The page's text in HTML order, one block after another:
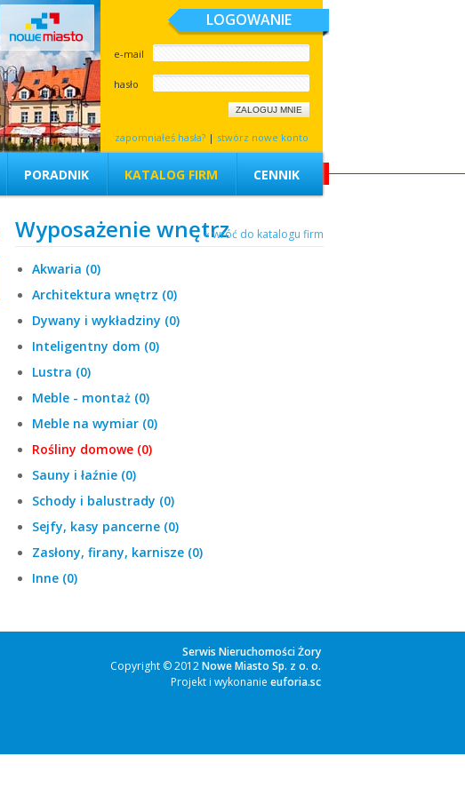
LOGOWANIE
e-mail
hasło
zapomniałeś hasła? | stwórz nowe konto
PORADNIK KATALOG FIRM CENNIK
Wyposażenie wnętrz« wróć do katalogu firm
Akwaria (0)
Architektura wnętrz (0)
Dywany i wykładziny (0)
Inteligentny dom (0)
Lustra (0)
Meble - montaż (0)
Meble na wymiar (0)
Rośliny domowe (0)
Sauny i łaźnie (0)
Schody i balustrady (0)
Sejfy, kasy pancerne (0)
Zasłony, firany, karnisze (0)
Inne (0)
Serwis Nieruchomości Żory
Copyright © 2012Nowe Miasto Sp. z o. o.
Projekt i wykonanie euforia.sc